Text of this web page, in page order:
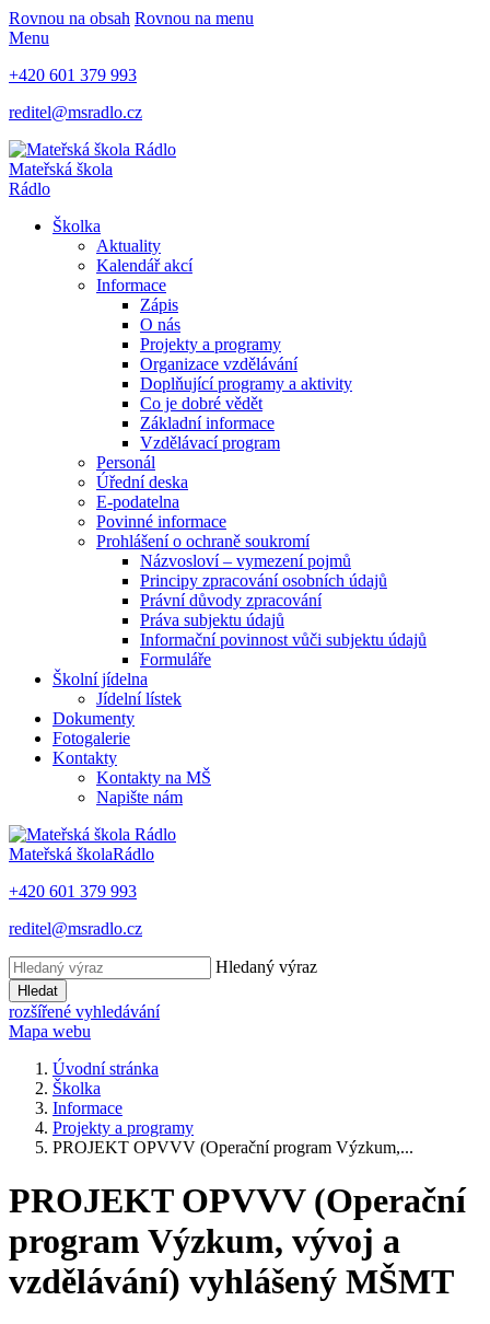
Rovnou na obsah Rovnou na menu
Menu
+420 601 379 993
reditel@msradlo.cz
Mateřská škola
Rádlo
Školka
Aktuality
Kalendář akcí
Informace
Zápis
O nás
Projekty a programy
Organizace vzdělávání
Doplňující programy a aktivity
Co je dobré vědět
Základní informace
Vzdělávací program
Personál
Úřední deska
E-podatelna
Povinné informace
Prohlášení o ochraně soukromí
Názvosloví – vymezení pojmů
Principy zpracování osobních údajů
Právní důvody zpracování
Práva subjektu údajů
Informační povinnost vůči subjektu údajů
Formuláře
Školní jídelna
Jídelní lístek
Dokumenty
Fotogalerie
Kontakty
Kontakty na MŠ
Napište nám
Mateřská školaRádlo
+420 601 379 993
reditel@msradlo.cz
Hledaný výraz
Hledat
rozšířené vyhledávání
Mapa webu
Úvodní stránka
Školka
Informace
Projekty a programy
PROJEKT OPVVV (Operační program Výzkum,...
PROJEKT OPVVV (Operační
program Výzkum, vývoj a
vzdělávání) vyhlášený MŠMT